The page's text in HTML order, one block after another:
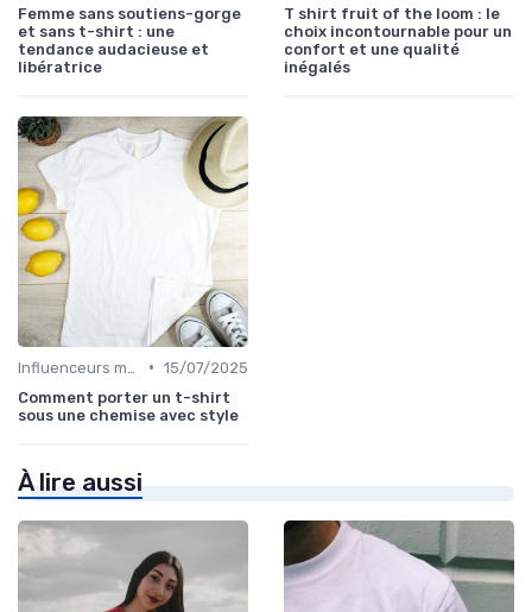
Femme sans soutiens-gorge
et sans t-shirt : une
tendance audacieuse et
libératrice
T shirt fruit of the loom : le
choix incontournable pour un
confort et une qualité
inégalés
• 15/07/2025
Comment porter un t-shirt
sous une chemise avec style
À lire aussi